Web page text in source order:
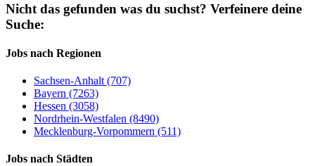
Nicht das gefunden was du suchst? Verfeinere deine
Suche:
Jobs nach Regionen
Sachsen-Anhalt (707)
Bayern (7263)
Hessen (3058)
Nordrhein-Westfalen (8490)
Mecklenburg-Vorpommern (511)
Jobs nach Städten